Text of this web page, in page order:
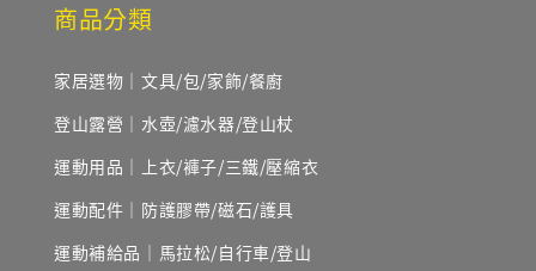
商品分類
家居選物｜文具/包/家飾/餐廚
登山露營｜水壺/濾水器/登山杖
運動用品｜上衣/褲子/三鐵/壓縮衣
運動配件｜防護膠帶/磁石/護具
運動補給品｜馬拉松/自行車/登山